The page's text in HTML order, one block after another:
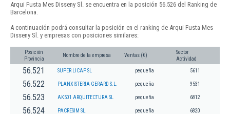
Arqui Fusta Mes Disseny Sl. se encuentra en la posición 56.526 del Ranking de
Barcelona.
A continuación podrá consultar la posición en el ranking de Arqui Fusta Mes
Disseny Sl. y empresas con posiciones similares:
Posición
Provincia
Nombre de la empresa Ventas (€)
Sector
Actividad
56.521 SUPER LICAP SL pequeña 5611
56.522 PLANXISTERIA GERARD S.L. pequeña 9531
56.523 AK501 ARQUITECTURA SL pequeña 6812
56.524 PACRESIM SL. pequeña 6820